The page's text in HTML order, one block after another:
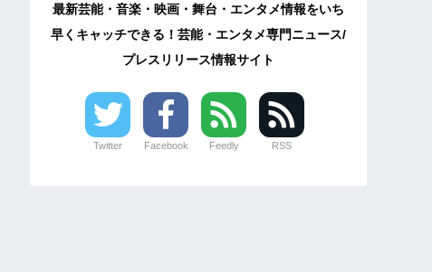
最新芸能・音楽・映画・舞台・エンタメ情報をいち
早くキャッチできる！芸能・エンタメ専門ニュース/
プレスリリース情報サイト
Twitter Facebook Feedly RSS